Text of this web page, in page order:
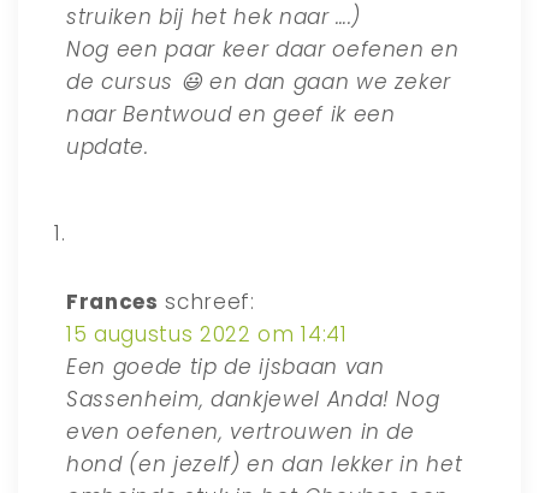
struiken bij het hek naar ….)
Nog een paar keer daar oefenen en
de cursus 😃 en dan gaan we zeker
naar Bentwoud en geef ik een
update.
Frances schreef:
15 augustus 2022 om 14:41
Een goede tip de ijsbaan van
Sassenheim, dankjewel Anda! Nog
even oefenen, vertrouwen in de
hond (en jezelf) en dan lekker in het